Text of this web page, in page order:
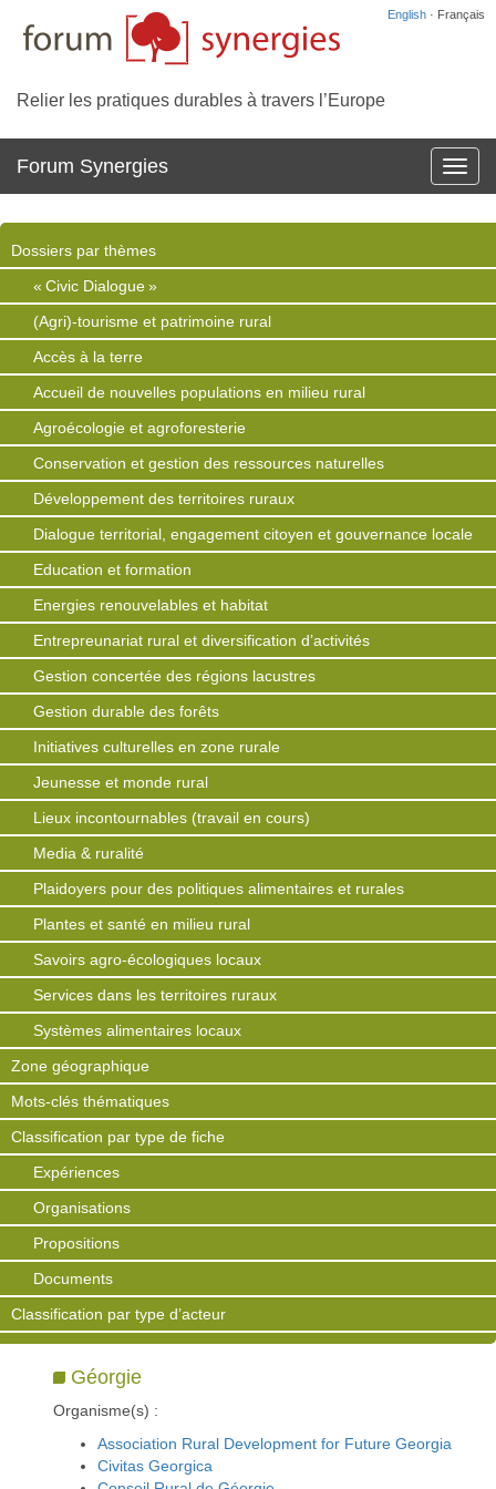
English · Français
Relier les pratiques durables à travers l’Europe
la
Forum Synergies
Dossiers par thèmes
« Civic Dialogue »
(Agri)-tourisme et patrimoine rural
Accès à la terre
Accueil de nouvelles populations en milieu rural
Agroécologie et agroforesterie
Conservation et gestion des ressources naturelles
Développement des territoires ruraux
Dialogue territorial, engagement citoyen et gouvernance locale
Education et formation
Energies renouvelables et habitat
Entrepreunariat rural et diversification d’activités
Gestion concertée des régions lacustres
Gestion durable des forêts
Initiatives culturelles en zone rurale
Jeunesse et monde rural
Lieux incontournables (travail en cours)
Media & ruralité
Plaidoyers pour des politiques alimentaires et rurales
Plantes et santé en milieu rural
Savoirs agro-écologiques locaux
Services dans les territoires ruraux
Systèmes alimentaires locaux
Zone géographique
Mots-clés thématiques
Classification par type de fiche
Expériences
Organisations
Propositions
Documents
Classification par type d’acteur
Géorgie
Organisme(s) :
Association Rural Development for Future Georgia
Civitas Georgica